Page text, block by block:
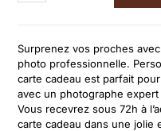
Surprenez vos proches
photo professionnelle.
carte cadeau est parfait
avec un photographe expert
Vous recevrez sous 72h à
carte cadeau dans une jolie